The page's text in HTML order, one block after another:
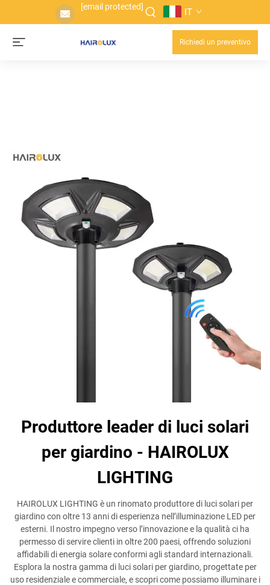
[email protected] IT
Richiedi un preventivo
Produttore leader di luci solari
per giardino - HAIROLUX
LIGHTING
HAIROLUX LIGHTING è un rinomato produttore di luci solari per
giardino con oltre 13 anni di esperienza nell’illuminazione LED per
esterni. Il nostro impegno verso l’innovazione e la qualità ci ha
permesso di servire clienti in oltre 200 paesi, offrendo soluzioni
affidabili di energia solare conformi agli standard internazionali.
Esplora la nostra gamma di luci solari per giardino, progettate per
uso residenziale e commerciale, e scopri come possiamo illuminare i